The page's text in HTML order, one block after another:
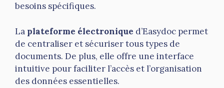
besoins spécifiques.
La plateforme électronique d’Easydoc permet
de centraliser et sécuriser tous types de
documents. De plus, elle offre une interface
intuitive pour faciliter l’accès et l’organisation
des données essentielles.